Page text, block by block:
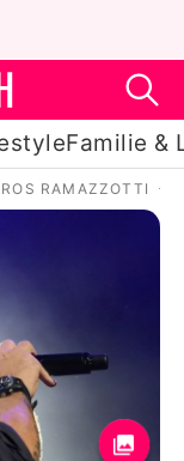
Familie &
RAMAZZOTTI